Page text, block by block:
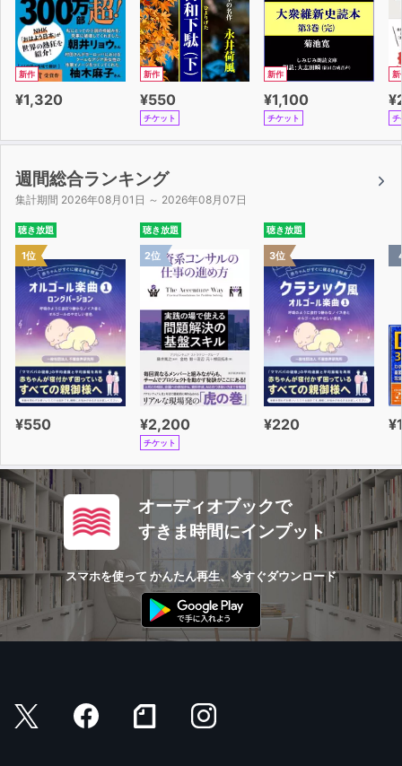
新作
¥1,320
新作
¥550
チケット
新作
¥1,100
チケット
新
チ
週間総合ランキング
集計期間 2026年08月01日 ～ 2026年08月07日
聴き放題
1位
¥550
聴き放題
2位
¥2,200
チケット
聴き放題
3位
¥220
オーディオブックで
すきま時間にインプット
スマホを使って かんたん再生、今すぐダウンロード